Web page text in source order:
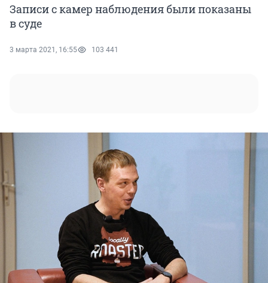
Записи с камер наблюдения были показаны
в суде
3 марта 2021, 16:55 103 441